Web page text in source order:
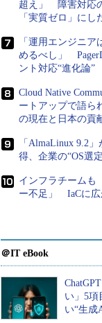
超え」 障害対応
「実質ゼロ」にし
「運用エンジニア
めるべし」
ント対応“進化論”
Cloud Native
ートアップで語ら
の現在と日本の貢
「AlmaLinux 9.2
得、企業の“OS選
インフラチームも
ー不足」 IaCに広
＠IT eBook
い」5
い“生成